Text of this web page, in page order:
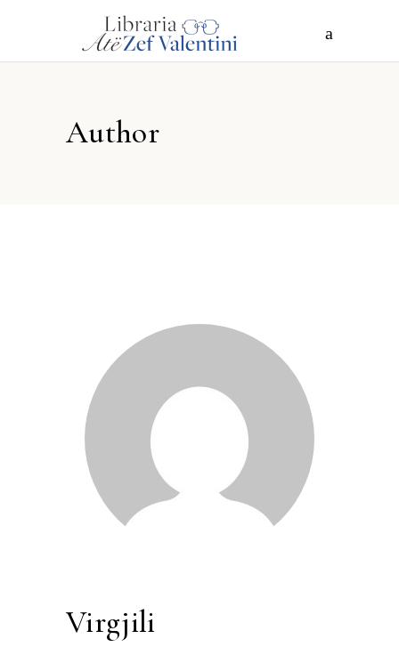
Author
Virgjili